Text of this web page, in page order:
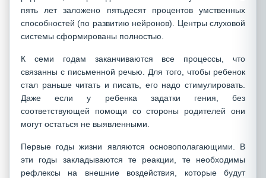
пять лет заложено пятьдесят процентов умственных
способностей (по развитию нейронов). Центры слуховой
системы сформированы полностью.
К семи годам заканчиваются все процессы, что
связанны с письменной речью. Для того, чтобы ребенок
стал раньше читать и писать, его надо стимулировать.
Даже если у ребенка задатки гения, без
соответствующей помощи со стороны родителей они
могут остаться не выявленными.
Первые годы жизни являются основополагающими. В
эти годы закладываются те реакции, те необходимы
рефлексы на внешние воздействия, которые будут